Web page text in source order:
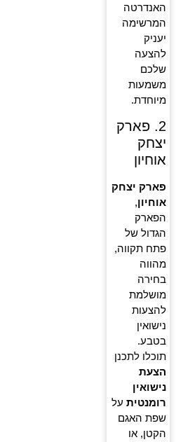
האנדרטה
המרשימה
יעניק
להצעה
שלכם
משמעות
מיוחדת.
2. פארק
יצחק
אוחיון
פארק יצחק
אוחיון,
הפארק
הגדול של
פתח תקווה,
מהווה
בחירה
מושלמת
להצעות
נישואין
בטבע.
תוכלו לתכנן
הצעת
נישואין
רומנטית על
שפת האגם
הקטן, או